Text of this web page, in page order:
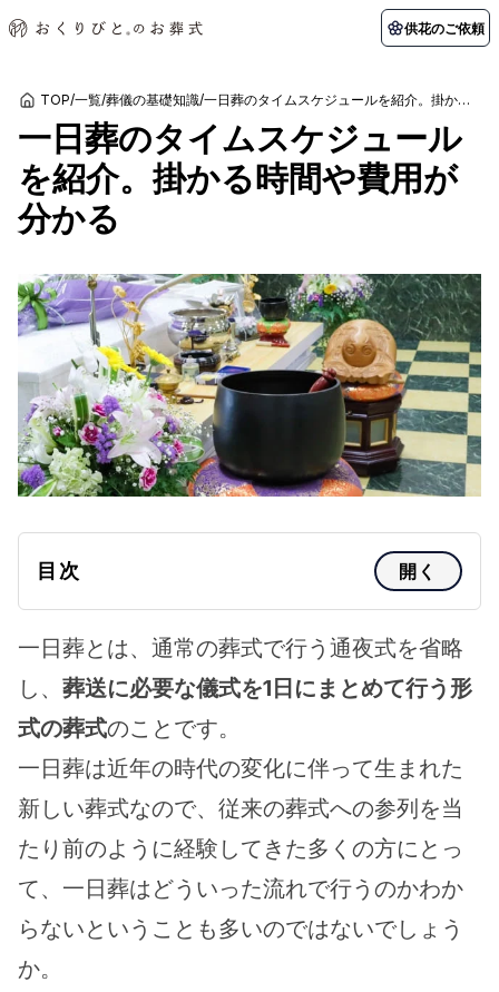
供花のご依頼
初めての方へ
初めての方へ 納棺の儀とは？
葬儀の流れ
アフターサポート
会社を知る
スタッフ一覧 採用情報
会社概要
関東エリア
東京都
千葉県 神奈川県
北海道エリア
札幌市 函館市
お客様の声
ご葬儀事例 お客様の声
よくある質問
葬儀の知識
葬儀の知識 供花のご依頼
TOP/一覧/葬儀の基礎知識/ 一日葬のタイムスケジュールを紹介。掛かる時間や費用が分かる
一日葬のタイムスケジュール
を紹介。掛かる時間や費用が
分かる
目次 開く
一日葬とは、通常の葬式で行う通夜式を省略
し、 葬送に必要な儀式を1日にまとめて行う形
式の葬式のことです。
一日葬は近年の時代の変化に伴って生まれた
新しい葬式なので、従来の葬式への参列を当
たり前のように経験してきた多くの方にとっ
て、一日葬はどういった流れで行うのかわか
らないということも多いのではないでしょう
か。